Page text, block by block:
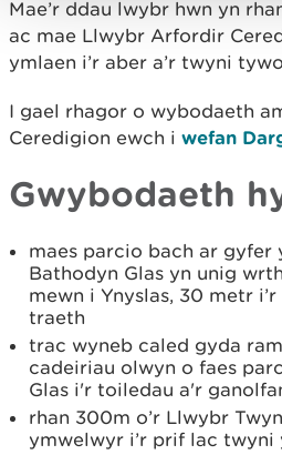
Mae’r ddau lwybr hwn yn
ac mae Llwybr Arfordir
ymlaen i’r aber a’r twyni
I gael rhagor o wybodaeth
Ceredigion ewch i wefan
Gwybodaeth
maes parcio bach ar gyfer
Bathodyn Glas yn unig
mewn i Ynyslas, 30 metr
traeth
trac wyneb caled gyda
cadeiriau olwyn o faes
Glas i'r toiledau a'r
rhan 300m o’r Llwybr
ymwelwyr i’r prif lac twyni